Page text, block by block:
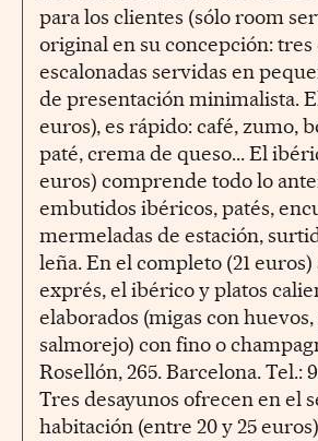
para los clientes (sólo room
original en su concepción: tres
escalonadas servidas en
de presentación minimalista.
euros), es rápido: café, zumo,
paté, crema de queso... El
euros) comprende todo lo
embutidos ibéricos, patés,
mermeladas de estación,
leña. En el completo (21
exprés, el ibérico y platos
elaborados (migas con
salmorejo) con fino o
Rosellón, 265. Barcelona. Tel.:
Tres desayunos ofrecen en el
habitación (entre 20 y 25